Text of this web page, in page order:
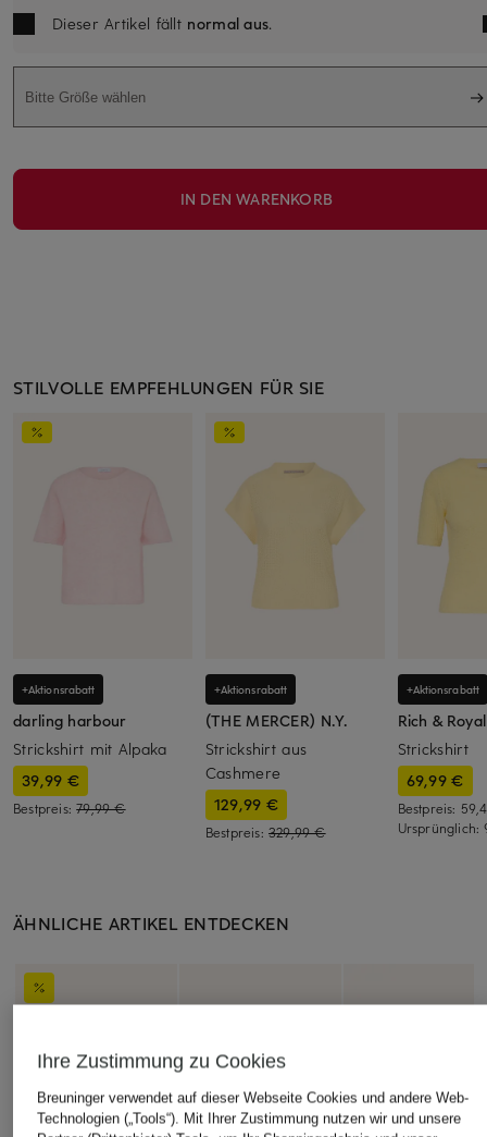
Dieser Artikel fällt normal aus.
Bitte Größe wählen
IN DEN WARENKORB
STILVOLLE EMPFEHLUNGEN FÜR SIE
+Aktionsrabatt
darling harbour
Strickshirt mit Alpaka
39,99 €
Bestpreis:79,99 €
+Aktionsrabatt
(THE MERCER) N.Y.
Strickshirt aus
Cashmere
129,99 €
Bestpreis: 329,99 €
+Aktionsrabatt
Rich & Royal
Strickshirt
69,99 €
Bestpreis:
Ursprünglich:
ÄHNLICHE ARTIKEL ENTDECKEN
Ihre Zustimmung zu Cookies
Breuninger verwendet auf dieser Webseite Cookies und andere Web-
Technologien („Tools“). Mit Ihrer Zustimmung nutzen wir und unsere